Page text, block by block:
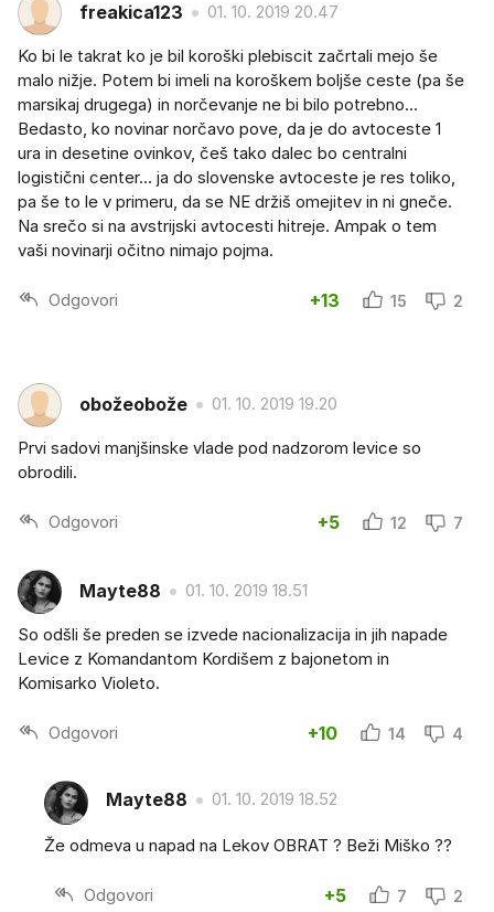
freakica123 01. 10. 2019 20.47
Ko bi le takrat ko je bil koroški plebiscit začrtali mejo še
malo nižje. Potem bi imeli na koroškem boljše ceste (pa še
marsikaj drugega) in norčevanje ne bi bilo potrebno...
Bedasto, ko novinar norčavo pove, da je do avtoceste 1
ura in desetine ovinkov, češ tako dalec bo centralni
logistični center... ja do slovenske avtoceste je res toliko,
pa še to le v primeru, da se NE držiš omejitev in ni gneče.
Na srečo si na avstrijski avtocesti hitreje. Ampak o tem
vaši novinarji očitno nimajo pojma.
Odgovori +13 15 2
obožeobože 01. 10. 2019 19.20
Prvi sadovi manjšinske vlade pod nadzorom levice so
obrodili.
Odgovori +5 12 7
Mayte88 01. 10. 2019 18.51
So odšli še preden se izvede nacionalizacija in jih napade
Levice z Komandantom Kordišem z bajonetom in
Komisarko Violeto.
Odgovori +10 14 4
Mayte88 01. 10. 2019 18.52
Že odmeva u napad na Lekov OBRAT ? Beži Miško ??
Odgovori +5 7 2